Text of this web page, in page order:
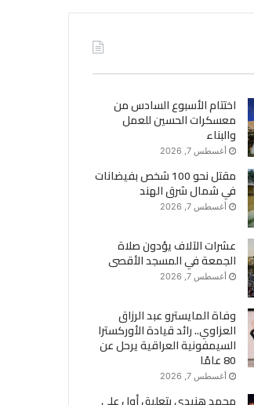
اختتام الأسبوع السادس من
معسكرات الحسين للعمل
والبناء
أغسطس 7, 2026
مقتل نحو 100 شخص بفيضانات
في شمال شرق الهند
أغسطس 7, 2026
عشرات الآلاف يؤدون صلاة
الجمعة في المسجد الأقصى
أغسطس 7, 2026
وفاة المايسترو عبد الرزاق
العزاوي.. رائد قيادة الأوركسترا
السيمفونية العراقية يرحل عن
80 عامًا
أغسطس 7, 2026